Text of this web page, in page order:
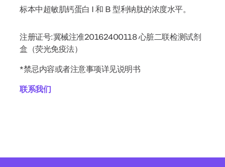
标本中超敏肌钙蛋白 I 和 B 型利钠肽的浓度水平。
注册证号:冀械注准20162400118 心脏二联检测试剂
盒（荧光免疫法）
*禁忌内容或者注意事项详见说明书
联系我们